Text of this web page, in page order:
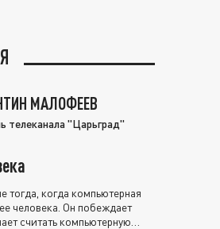
МАЛОФЕЕВ
телеканала "Царьград"
когда компьютерная
человека. Он побеждает
считать компьютерную